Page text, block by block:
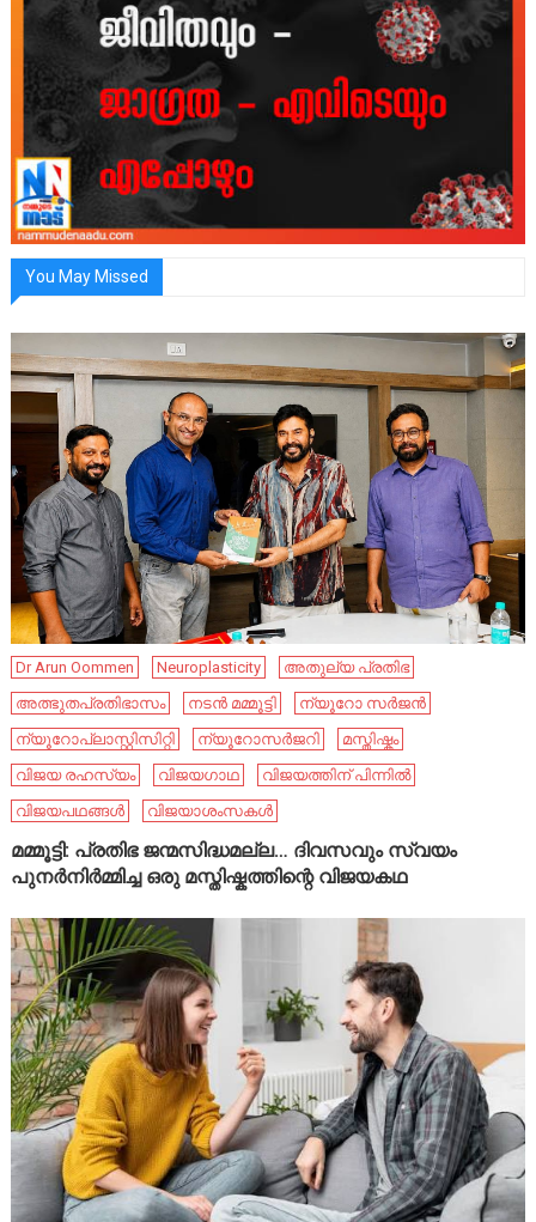
You May Missed
Dr Arun Oommen Neuroplasticity
അതുല്യ പ്രതിഭ
അത്ഭുതപ്രതിഭാസം
നടൻ മമ്മൂട്ടി
ന്യൂറോ സർജൻ
ന്യൂറോപ്ലാസ്റ്റിസിറ്റി
ന്യൂറോസർജറി
മസ്തിഷ്കം
വിജയ രഹസ്യം
വിജയഗാഥ
വിജയത്തിന് പിന്നിൽ
വിജയപഥങ്ങൾ
വിജയാശംസകൾ
മമ്മൂട്ടി: പ്രതിഭ ജന്മസിദ്ധമല്ല… ദിവസവും സ്വയം
പുനർനിർമ്മിച്ച ഒരു മസ്തിഷ്കത്തിന്റെ വിജയകഥ